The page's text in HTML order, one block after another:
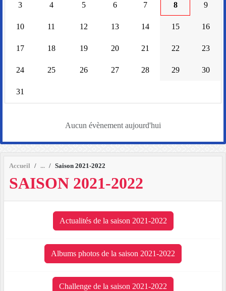
Accueil Saison 2021-2022
SAISON 2021-2022
Actualités de la saison 2021-2022
Albums photos de la saison 2021-2022
Challenge de la saison 2021-2022
3 4 5 6 7 8 9
10 11 12 13 14 15 16
17 18 19 20 21 22 23
24 25 26 27 28 29 30
31
Aucun évènement aujourd'hui